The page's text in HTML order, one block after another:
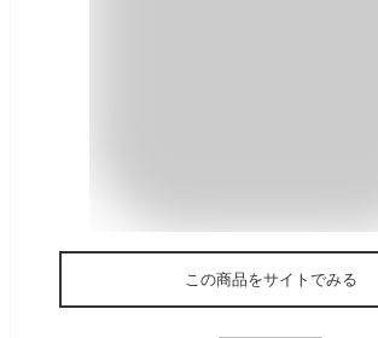
この商品をサイトでみる